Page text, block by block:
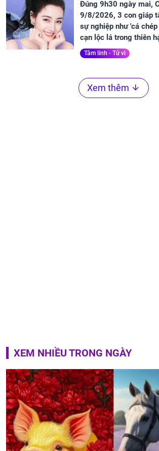
Đúng 9h30 ngày mai,
9/8/2026, 3 con giáp
sự nghiệp như 'cá
cạn lộc lá trong thiên
Tâm linh - Tử vi
Xem thêm
XEM NHIỀU TRONG NGÀY